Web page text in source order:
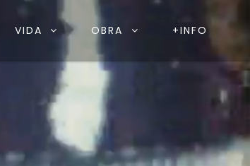
VIDA OBRA +INFO